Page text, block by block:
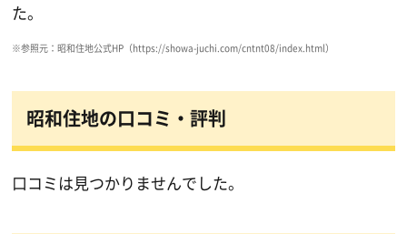
た。
※参照元：昭和住地公式HP（https://showa-juchi.com/cntnt08/index.html）
昭和住地の口コミ・評判
口コミは見つかりませんでした。